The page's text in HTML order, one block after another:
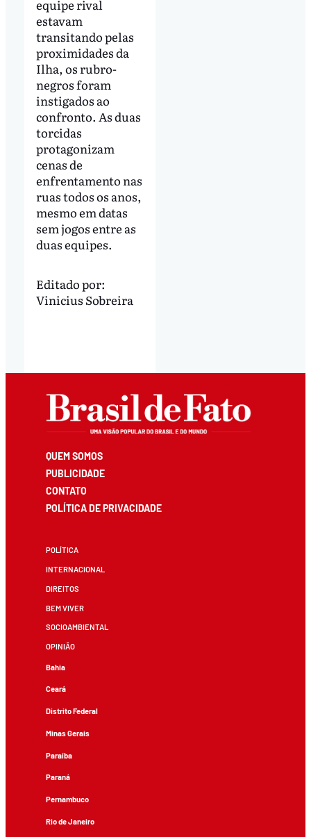
equipe rival
estavam
transitando pelas
proximidades da
Ilha, os rubro-
negros foram
instigados ao
confronto. As duas
torcidas
protagonizam
cenas de
enfrentamento nas
ruas todos os anos,
mesmo em datas
sem jogos entre as
duas equipes.
Editado por:
Vinicius Sobreira
QUEM SOMOS
PUBLICIDADE
CONTATO
POLÍTICA DE PRIVACIDADE
POLÍTICA
INTERNACIONAL
DIREITOS
BEM VIVER
SOCIOAMBIENTAL
OPINIÃO
Bahia
Ceará
Distrito Federal
Minas Gerais
Paraíba
Paraná
Pernambuco
Rio de Janeiro